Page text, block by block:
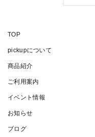
TOP
pickupについて
商品紹介
ご利用案内
イベント情報
お知らせ
ブログ